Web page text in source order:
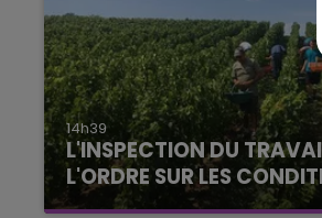
14h39
L'INSPECTION DU
L'ORDRE SUR LES
Alors que les dates de début